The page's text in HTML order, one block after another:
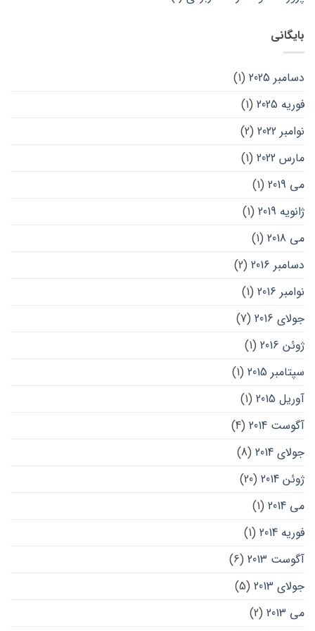
بایگانی
دسامبر 2025
(1)
فوریه 2025
(1)
نوامبر 2022
(2)
مارس 2022
(1)
می 2019
(1)
ژانویه 2019
(1)
می 2018
(1)
دسامبر 2016
(2)
نوامبر 2016
(1)
جولای 2016
(7)
ژوئن 2016
(1)
سپتامبر 2015
(1)
آوریل 2015
(1)
آگوست 2014
(4)
جولای 2014
(8)
ژوئن 2014
(20)
می 2014
(1)
فوریه 2014
(1)
آگوست 2013
(6)
جولای 2013
(5)
می 2013
(2)